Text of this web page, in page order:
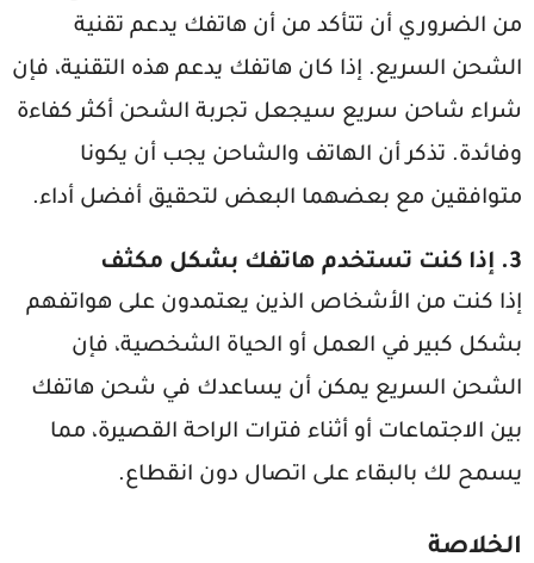
من الضروري أن تتأكد من أن هاتفك يدعم تقنية
الشحن السريع. إذا كان هاتفك يدعم هذه التقنية، فإن
شراء شاحن سريع سيجعل تجربة الشحن أكثر كفاءة
وفائدة. تذكر أن الهاتف والشاحن يجب أن يكونا
متوافقين مع بعضهما البعض لتحقيق أفضل أداء.
3.
إذا كنت تستخدم هاتفك بشكل مكثف
إذا كنت من الأشخاص الذين يعتمدون على هواتفهم
بشكل كبير في العمل أو الحياة الشخصية، فإن
الشحن السريع يمكن أن يساعدك في شحن هاتفك
بين الاجتماعات أو أثناء فترات الراحة القصيرة، مما
يسمح لك بالبقاء على اتصال دون انقطاع.
الخلاصة